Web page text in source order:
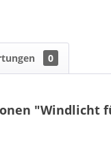
0
"Windlicht